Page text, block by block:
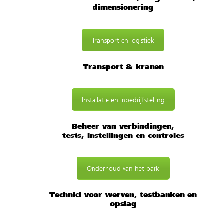
dimensionering
Transport en logistiek
Transport & kranen
Installatie en inbedrijfstelling
Beheer van verbindingen,
tests, instellingen en controles
Onderhoud van het park
Technici voor werven, testbanken en
opslag